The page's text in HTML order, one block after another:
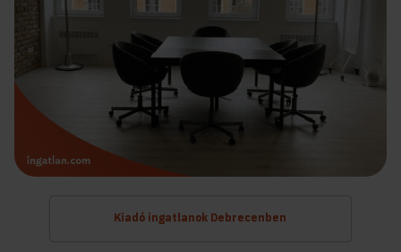
Kiadó ingatlanok Debrecenben